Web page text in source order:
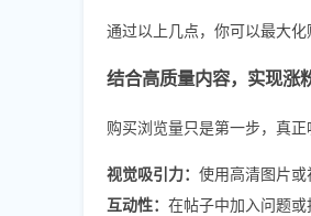
通过以上几点，你可以最大化
结合高质量内容，实现涨
购买浏览量只是第一步，真
视觉吸引力： 使用高清图片或
互动性： 在帖子中加入问题或